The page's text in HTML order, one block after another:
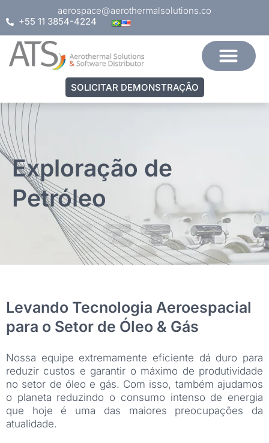
aerospace@aerothermalsolutions.co
+55 11 3854-4224
SOLICITAR DEMONSTRAÇÃO
Exploração de
Petróleo
Levando Tecnologia Aeroespacial
para o Setor de Óleo & Gás
Nossa equipe extremamente eficiente dá duro para
reduzir custos e garantir o máximo de produtividade
no setor de óleo e gás. Com isso, também ajudamos
o planeta reduzindo o consumo intenso de energia
que hoje é uma das maiores preocupações da
atualidade.